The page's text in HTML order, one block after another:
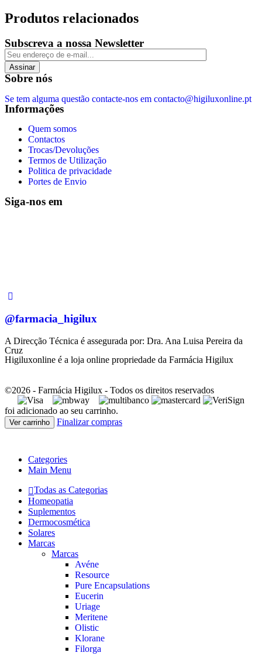
Produtos relacionados
Subscreva a nossa Newsletter
Assinar
Sobre nós
Se tem alguma questão contacte-nos em contacto@higiluxonline.pt
Informações
Quem somos
Contactos
Trocas/Devoluções
Termos de Utilização
Politica de privacidade
Portes de Envio
Siga-nos em
@farmacia_higilux
A Direcção Técnica é assegurada por: Dra. Ana Luisa Pereira da
Cruz
Higiluxonline é a loja online propriedade da Farmácia Higilux
©2026 - Farmácia Higilux - Todos os direitos reservados
foi adicionado ao seu carrinho.
Ver carrinho Finalizar compras
Categories
Main Menu
Todas as Categorias
Homeopatia
Suplementos
Dermocosmética
Solares
Marcas
Marcas
Avéne
Resource
Pure Encapsulations
Eucerin
Uriage
Meritene
Olistic
Klorane
Filorga